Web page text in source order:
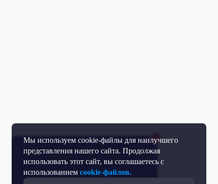
Мы используем cookie-файлы для наилучшего
представления нашего сайта. Продолжая
использовать этот сайт, вы соглашаетесь с
использованием cookie-файлов.